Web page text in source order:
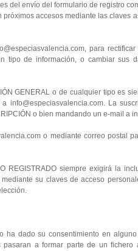
del envío del formulario de registro
accesos mediante las claves
para
tipo de información, o cambiar sus
GENERAL o de cualquier tipo es
info@especiasvalencia.com. La
o bien mandando un e-mail a
o mediante correo postal
REGISTRADO siempre exigirá la
su claves de acceso
ha dado su consentimiento en
pasaran a formar parte de un fichero